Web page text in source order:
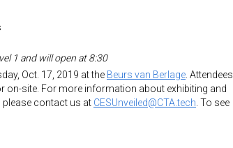
1 and will open at 8:30
Oct. 17, 2019 at the Beurs van Berlage . Attendees
on-site. For more information about exhibiting and
contact us at CESUnveiled@CTA.tech . To see